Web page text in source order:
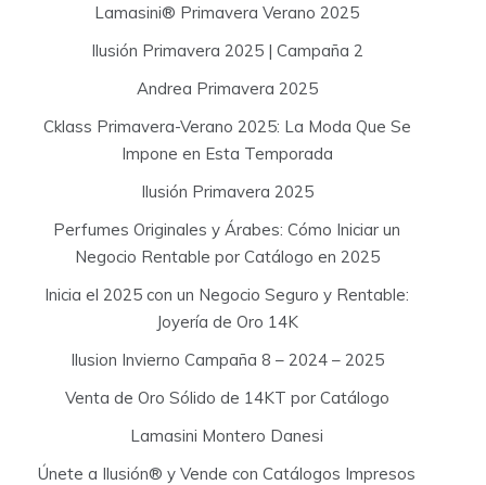
r
:
Lamasini® Primavera Verano 2025
Ilusión Primavera 2025 | Campaña 2
Andrea Primavera 2025
Cklass Primavera-Verano 2025: La Moda Que Se
Impone en Esta Temporada
Ilusión Primavera 2025
Perfumes Originales y Árabes: Cómo Iniciar un
Negocio Rentable por Catálogo en 2025
Inicia el 2025 con un Negocio Seguro y Rentable:
Joyería de Oro 14K
Ilusion Invierno Campaña 8 – 2024 – 2025
Venta de Oro Sólido de 14KT por Catálogo
Lamasini Montero Danesi
Únete a Ilusión® y Vende con Catálogos Impresos